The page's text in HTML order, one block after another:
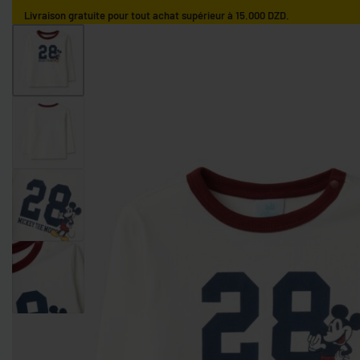
Livraison gratuite pour tout achat supérieur à 15.000 DZD.
GARÇONS 0-9 MOIS GARÇONS 9-36 MOIS GARÇONS 3-10 ANS
FILLES 0-9 MOIS FILLES 3-10 ANS